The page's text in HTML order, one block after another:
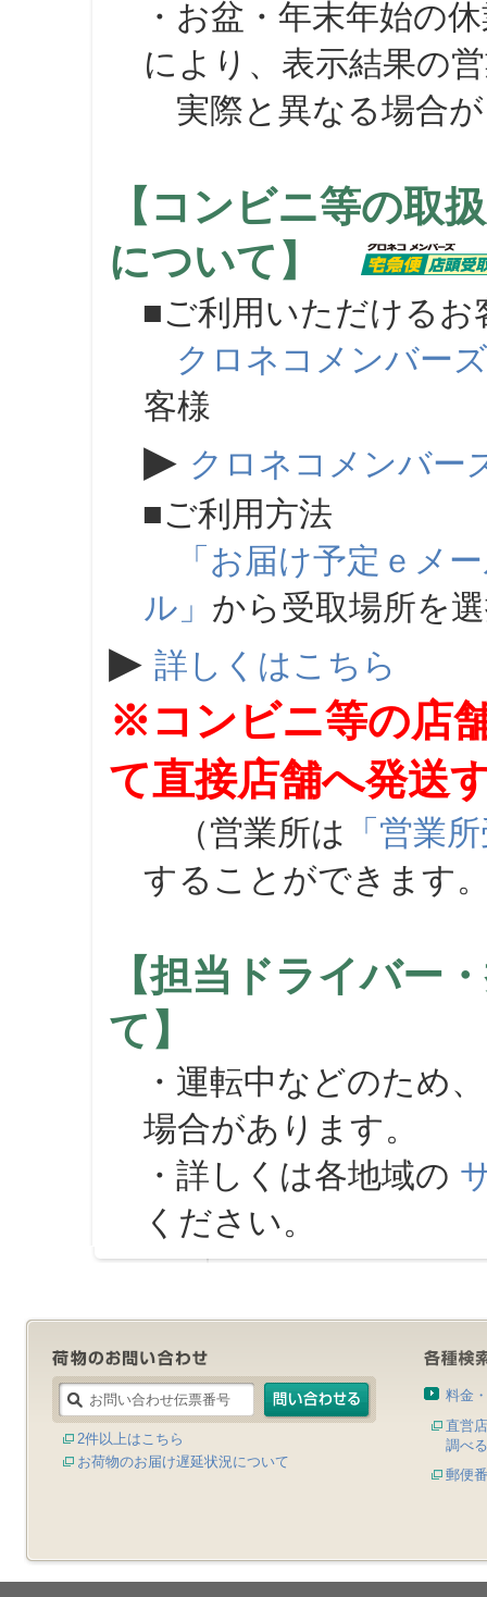
・お盆・年末年始の
により、表示結果の
実際と異なる場合が
【コンビニ等の取
について】
■ご利用いただけるお
クロネコメンバーズ
客様
▶ クロネコメンバー
■ご利用方法
「お届け予定ｅメ
ル」 から受取場所を
▶ 詳しくはこちら
※コンビニ等の店
て直接店舗へ発送
（営業所は 「営業
することができます
【担当ドライバー
て】
・運転中などのため
場合があります。
・詳しくは各地域の
ください。
2件以上はこちら
お荷物のお届け遅延状況について
料金
直営
調べる
郵便